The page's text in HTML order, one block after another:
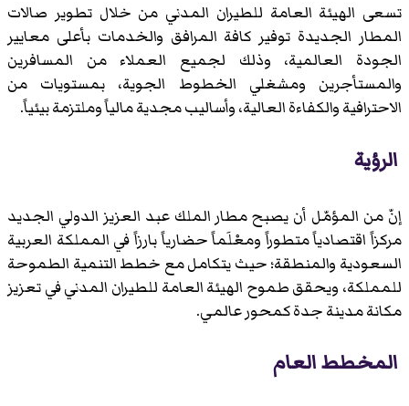
تسعى الهيئة العامة للطيران المدني من خلال تطوير صالات
المطار الجديدة توفير كافة المرافق والخدمات بأعلى معايير
الجودة العالمية، وذلك لجميع العملاء من المسافرين
والمستأجرين ومشغلي الخطوط الجوية، بمستويات من
الاحترافية والكفاءة العالية، وأساليب مجدية مالياً وملتزمة بيئياً.
الرؤية
إنّ من المؤمّل أن يصبح مطار الملك عبد العزيز الدولي الجديد
مركزاً اقتصادياً متطوراً ومعْلَماً حضارياً بارزاً في المملكة العربية
السعودية والمنطقة؛ حيث يتكامل مع خطط التنمية الطموحة
للمملكة، ويحقق طموح الهيئة العامة للطيران المدني في تعزيز
مكانة مدينة جدة كمحور عالمي.
المخطط العام